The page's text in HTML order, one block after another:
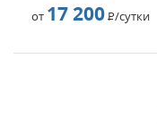
от 17 200Р/сутки